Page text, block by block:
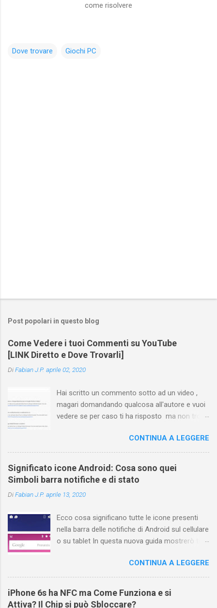
come risolvere
Dove trovare Giochi PC
Post popolari in questo blog
Come Vedere i tuoi Commenti su YouTube
[LINK Diretto e Dove Trovarli]
DiFabian J.P. aprile 02, 2020
Hai scritto un commento sotto ad un video ,
magari domandando qualcosa all'autore e vuoi
vedere se per caso ti ha risposto ma non trovi
nessuna voce del tipo " cronologia commenti
YouTube " o cose simili? Vuoi sapere come
farlo sia se accedi dal tuo computer (PC/Mac)
oppure tramite smartphone (Android o iPhone)
trovare i propri commenti di YouTube , ossia
Ovviamente la risposta é positiva ma mi ci è
voluto un bel po' di tempo prima di trovare
questa funzione di YouTube perché è anche
chiamare questo "posto". Vediamo quindi
subito come visualizzare i vostri commenti di
YouTube, lasciati sotto ai video di altri
YouTuber e magari scoprirete anche che la
CONTINUA A LEGGERE
Significato icone Android: Cosa sono quei
Simboli barra notifiche e di stato
DiFabian J.P. aprile 13, 2020
Ecco cosa significano tutte le icone presenti
nella barra delle notifiche di Android sul cellulare
o su tablet In questa nuova guida mostrerò tutti
mostrati sul display nella parte superiore e
cosa ognuno di essi significa . La barra di stato
nella parte superiore della schermata contiene
varie icone che consentono di monitorare il
CONTINUA A LEGGERE
iPhone 6s ha NFC ma Come Funziona e si
Attiva? Il Chip si può Sbloccare?